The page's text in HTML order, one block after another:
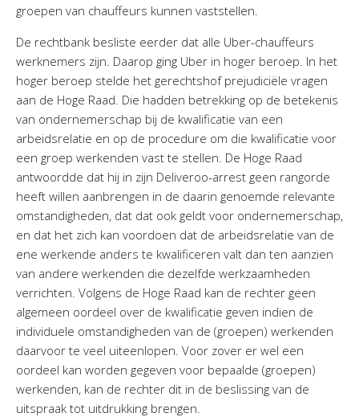
Avanti Online
Twinfield – Boekhouden
BaseCone – Facturen
Visionplanner – Rapportage
Klantenportaal – Online dossiers
Online Salaris – Salarissen
Nextens-Accorderen aangiften
groepen van chauffeurs kunnen vaststellen.
De rechtbank besliste eerder dat alle Uber-chauffeurs
werknemers zijn. Daarop ging Uber in hoger beroep. In het
hoger beroep stelde het gerechtshof prejudiciële vragen
aan de Hoge Raad. Die hadden betrekking op de betekenis
van ondernemerschap bij de kwalificatie van een
arbeidsrelatie en op de procedure om die kwalificatie voor
een groep werkenden vast te stellen. De Hoge Raad
antwoordde dat hij in zijn Deliveroo-arrest geen rangorde
heeft willen aanbrengen in de daarin genoemde relevante
omstandigheden, dat dat ook geldt voor ondernemerschap,
en dat het zich kan voordoen dat de arbeidsrelatie van de
ene werkende anders te kwalificeren valt dan ten aanzien
van andere werkenden die dezelfde werkzaamheden
verrichten. Volgens de Hoge Raad kan de rechter geen
algemeen oordeel over de kwalificatie geven indien de
individuele omstandigheden van de (groepen) werkenden
daarvoor te veel uiteenlopen. Voor zover er wel een
oordeel kan worden gegeven voor bepaalde (groepen)
werkenden, kan de rechter dit in de beslissing van de
uitspraak tot uitdrukking brengen.